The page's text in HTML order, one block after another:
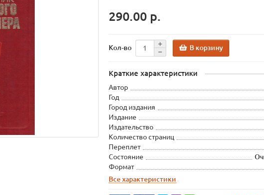
290.00 р.
Кол-во В корзину
Краткие характеристики
Автор
Год
Город издания
Издание
Издательство
Количество страниц
Переплет
Состояние
Формат
Все характеристики